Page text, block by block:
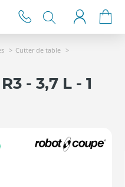
Cutter de table
- 3,7 L - 1